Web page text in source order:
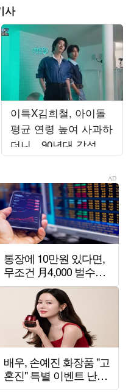
사
이특X김희철, 아이돌
평균 연령 높여 사과하
더니…90년대 감성 재
해석 ('트기트기 이특')